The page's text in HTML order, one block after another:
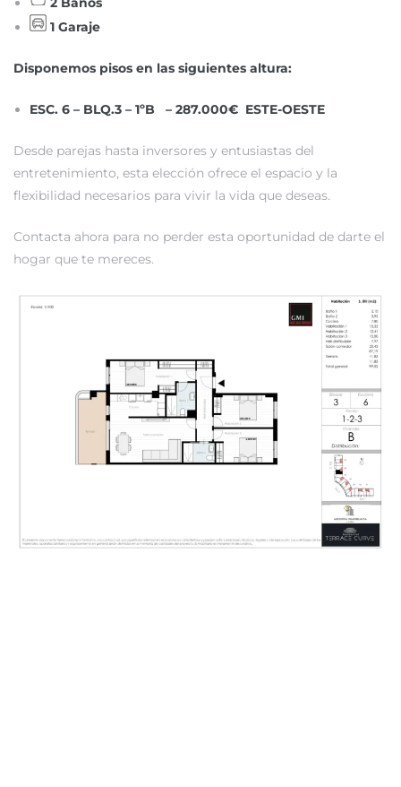
1 Garaje
Disponemos pisos en las siguientes altura:
ESC. 6 – BLQ.3 – 1ºB – 287.000€ ESTE-OESTE
Desde parejas hasta inversores y entusiastas del
entretenimiento, esta elección ofrece el espacio y la
flexibilidad necesarios para vivir la vida que deseas.
Contacta ahora para no perder esta oportunidad de darte el
hogar que te mereces.